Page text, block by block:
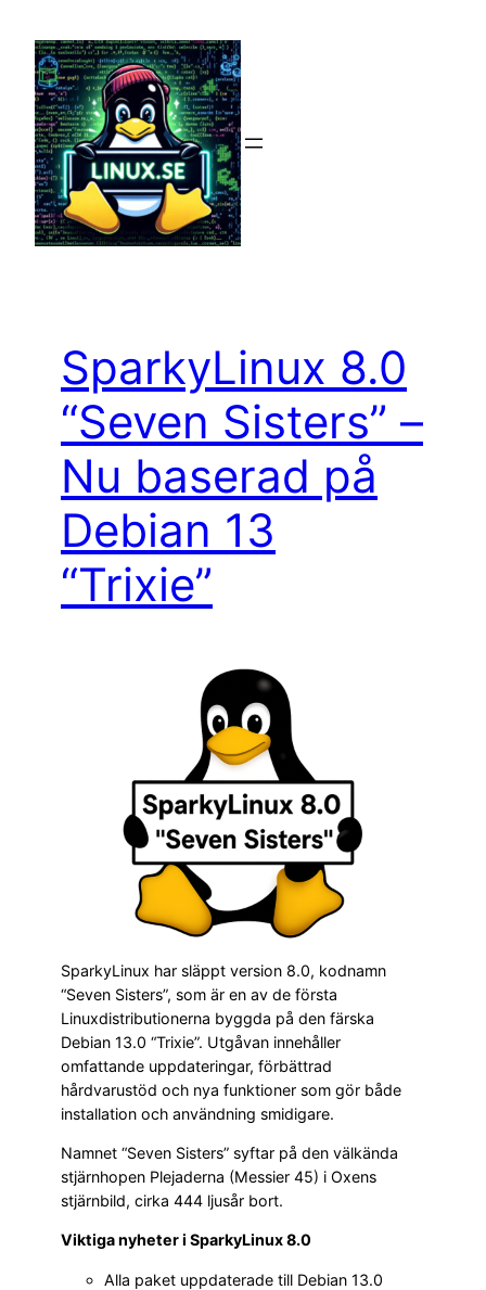
innehåll
SparkyLinux 8.0
“Seven Sisters” –
Nu baserad på
Debian 13
“Trixie”
SparkyLinux har släppt version 8.0, kodnamn
“Seven Sisters”, som är en av de första
Linuxdistributionerna byggda på den färska
Debian 13.0 “Trixie”. Utgåvan innehåller
omfattande uppdateringar, förbättrad
hårdvarustöd och nya funktioner som gör både
installation och användning smidigare.
Namnet “Seven Sisters” syftar på den välkända
stjärnhopen Plejaderna (Messier 45) i Oxens
stjärnbild, cirka 444 ljusår bort.
Viktiga nyheter i SparkyLinux 8.0
Alla paket uppdaterade till Debian 13.0